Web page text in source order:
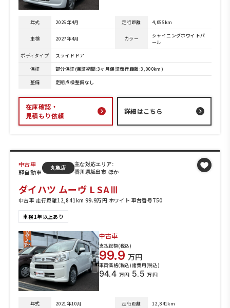
年式 2025年4月 走行距離 4,055km
車検 2027年4月 カラー
シャイニングホワイトパ
ール
ボディタイプ
スライドドア
保証
部分保証(保証期間:3ヶ月保証走行距離:3,000km)
整備
定期点検整備なし
在庫確認・
見積もり依頼
詳細はこちら
中古車
軽自動車
丸亀店
主な対応エリア:
香川県坂出市 ほか
ダイハツ ムーヴ L SAⅢ
中古車 走行距離12,841km 99.9万円 ホワイト 車台番号750
車検1年以上あり
中古車
支払総額(税込)
99.9 万円
車両価格(税込)
94.4 万円
諸費用(税込)
5.5 万円
年式 2021年10月 走行距離
12,841km